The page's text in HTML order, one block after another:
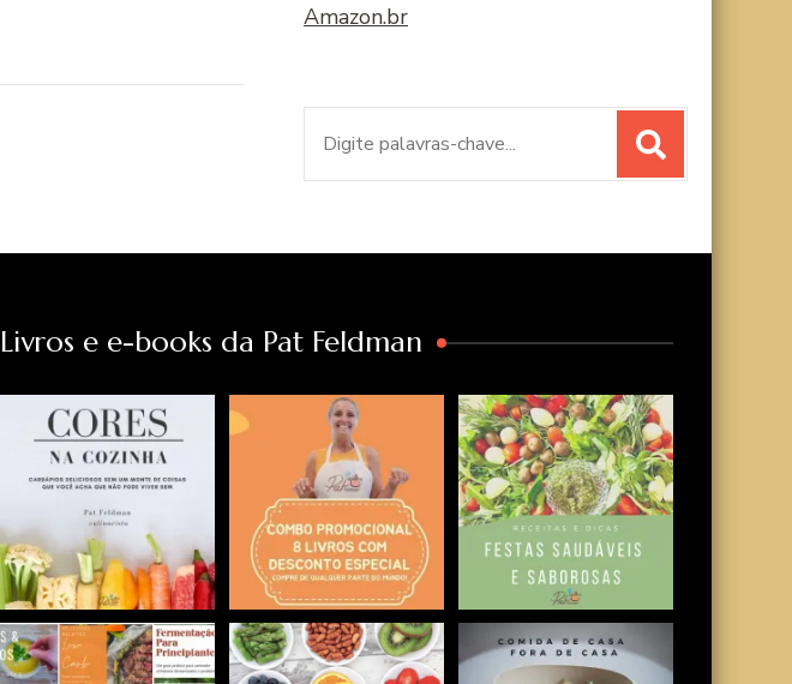
Amazon.br
Livros e e-books da Pat Feldman